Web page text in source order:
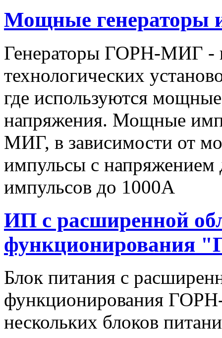
Мощные
Генераторы ГОРН-МИГ -
технологических
где используются
напряжения. Мощные
МИГ, в зависимости от
импульсы c
импульсов до 1000А
ИП с расширенной
функционирования
Блок питания с
функционирования
нескольких блоков